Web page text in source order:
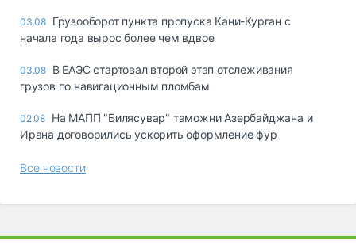
03.08 Грузооборот пункта пропуска Кани-Курган с
начала года вырос более чем вдвое
03.08 В ЕАЭС стартовал второй этап отслеживания
грузов по навигационным пломбам
02.08 На МАПП "Билясувар" таможни Азербайджана и
Ирана договорились ускорить оформление фур
Все новости